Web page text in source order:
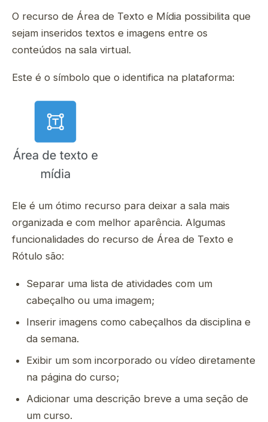
O recurso de Área de Texto e Mídia possibilita que
sejam inseridos textos e imagens entre os
conteúdos na sala virtual.
Este é o símbolo que o identifica na plataforma:
Ele é um ótimo recurso para deixar a sala mais
organizada e com melhor aparência. Algumas
funcionalidades do recurso de Área de Texto e
Rótulo são:
Separar uma lista de atividades com um
cabeçalho ou uma imagem;
Inserir imagens como cabeçalhos da disciplina e
da semana.
Exibir um som incorporado ou vídeo diretamente
na página do curso;
Adicionar uma descrição breve a uma seção de
um curso.